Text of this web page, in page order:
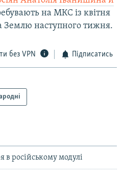
на МКС із квітня
Землю наступного тижня.
без VPN Підписатись
в російському модулі